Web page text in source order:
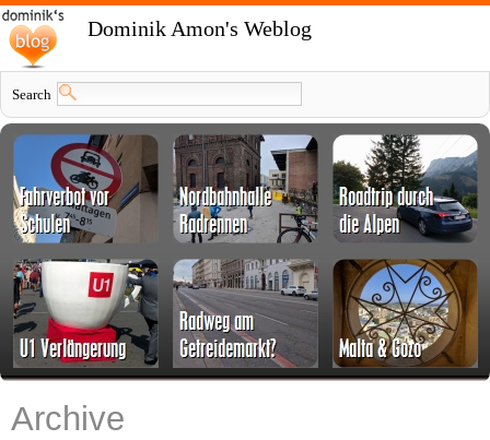
Dominik Amon's Weblog
Search
Archive